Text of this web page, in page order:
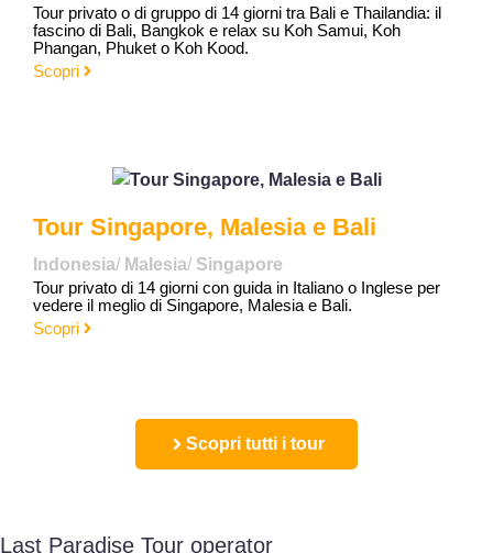
Tour privato o di gruppo di 14 giorni tra Bali e Thailandia: il
fascino di Bali, Bangkok e relax su Koh Samui, Koh
Phangan, Phuket o Koh Kood.
Scopri
Tour Singapore, Malesia e Bali
Indonesia/ Malesia/ Singapore
Tour privato di 14 giorni con guida in Italiano o Inglese per
vedere il meglio di Singapore, Malesia e Bali.
Scopri
Scopri tutti i tour
Last Paradise Tour operator